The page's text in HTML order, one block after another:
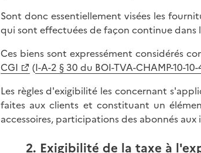
Sont donc essentiellement visées les
qui sont effectuées de façon continue
Ces biens sont expressément considérés
CGI
(I-A-2 § 30 du BOI-TVA-CHAMP-10-10-
Les règles d'exigibilité les concernant
faites aux clients et constituant un
accessoires, participations des abonnés
2. Exigibilité de la taxe à